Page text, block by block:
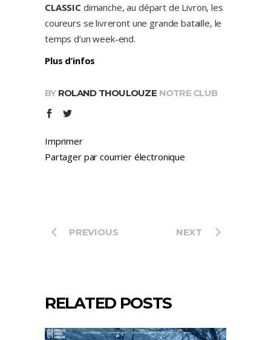
CLASSICdimanche, au départ de Livron, les
coureurs se livreront une grande bataille, le
temps d’un week-end.
Plus d’infos
BY ROLAND THOULOUZE NOTRE CLUB
Imprimer
Partager par courrier électronique
PREVIOUS NEXT
RELATED POSTS